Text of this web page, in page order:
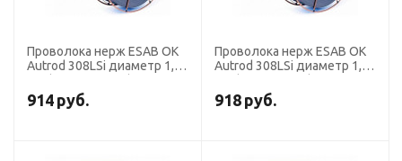
Проволока нерж ESAB OK
Autrod 308LSi диаметр 1,0
914 руб.
Проволока нерж ESAB OK
Autrod 308LSi диаметр 1,0
918 руб.